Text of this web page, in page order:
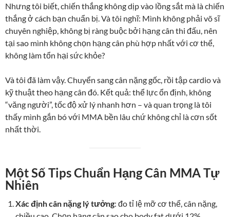
Nhưng tôi biết, chiến thắng không dịp vào lồng sắt mà là chiến
thắng ở cách bạn chuẩn bị. Và tôi nghĩ: Mình không phải võ sĩ
chuyên nghiệp, không bị ràng buộc bởi hạng cân thi đấu, nên
tại sao mình không chọn hạng cân phù hợp nhất với cơ thể,
không làm tổn hại sức khỏe?
Và tôi đã làm vậy. Chuyển sang cân nặng gốc, rồi tập cardio và
kỹ thuật theo hạng cân đó. Kết quả: thể lực ổn định, không
“văng người”, tốc độ xử lý nhanh hơn – và quan trọng là tôi
thấy mình gắn bó với MMA bền lâu chứ không chỉ là cơn sốt
nhất thời.
Một Số Tips Chuẩn Hạng Cân MMA Tự
Nhiên
Xác định cân nặng lý tưởng: đo tỉ lệ mỡ cơ thể, cân nặng,